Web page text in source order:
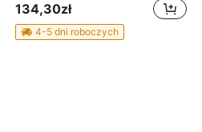
134,30zł
4-5 dni roboczych